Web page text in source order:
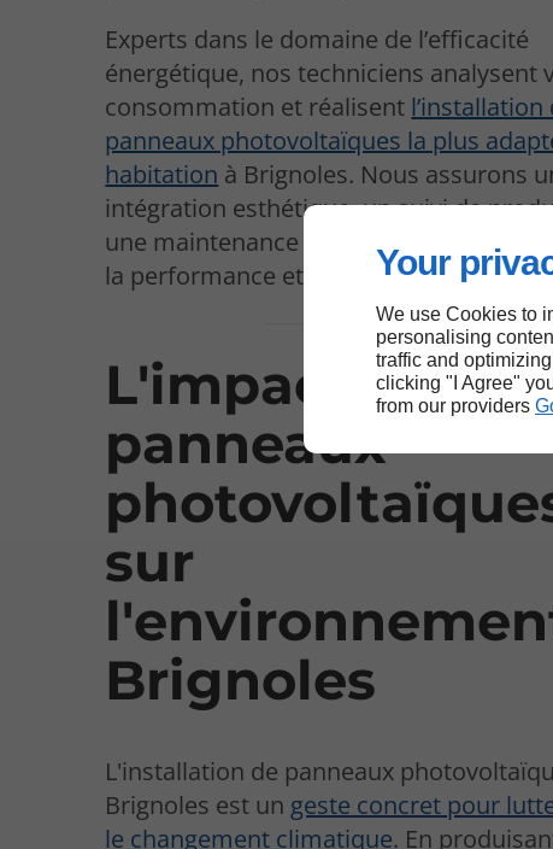
Your
We use Cookies to
personalising
traffic and
clicking "I Agree"
from our providers
Experts dans le domaine de l’efficacité
énergétique, nos techniciens analysent
consommation et réalisent l’installation
panneaux photovoltaïques la plus
habitation à Brignoles. Nous assurons
intégration esthétique, un suivi de
une maintenance professionnelle afin
la performance et la durabilité du
L'impact des
panneaux
sur
Brignoles
L'installation de panneaux
Brignoles est un geste concret pour
le changement climatique. En